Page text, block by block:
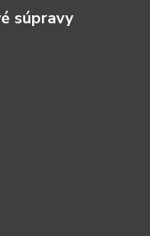
súpravy